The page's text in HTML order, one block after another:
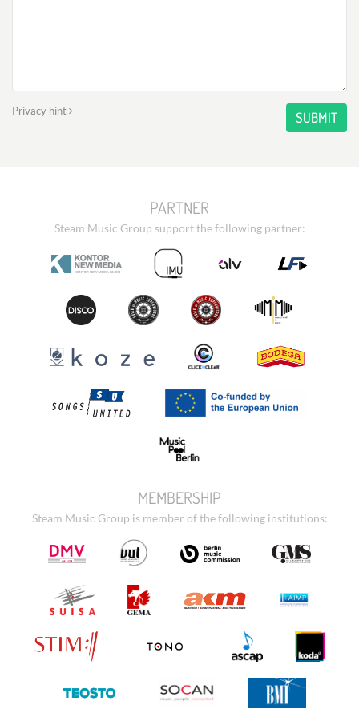
Privacy hint SUBMIT
PARTNER
Steam Music Group support the following partner:
MEMBERSHIP
Steam Music Group is member of the following institutions: